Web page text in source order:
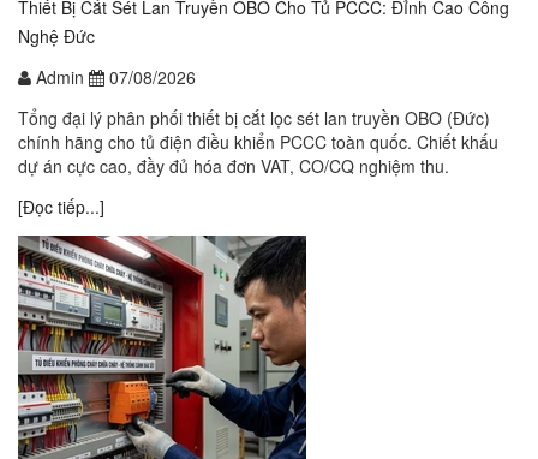
Thiết Bị Cắt Sét Lan Truyền OBO Cho Tủ PCCC: Đỉnh Cao Công
Nghệ Đức
Admin
07/08/2026
Tổng đại lý phân phối thiết bị cắt lọc sét lan truyền OBO (Đức)
chính hãng cho tủ điện điều khiển PCCC toàn quốc. Chiết khấu
dự án cực cao, đầy đủ hóa đơn VAT, CO/CQ nghiệm thu.
[Đọc tiếp...]